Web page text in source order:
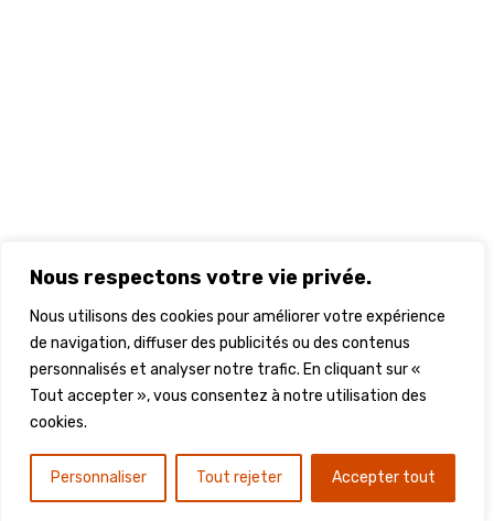
Nous respectons votre vie privée.
Nous utilisons des cookies pour améliorer votre expérience
de navigation, diffuser des publicités ou des contenus
personnalisés et analyser notre trafic. En cliquant sur «
Tout accepter », vous consentez à notre utilisation des
cookies.
Personnaliser Tout rejeter Accepter tout